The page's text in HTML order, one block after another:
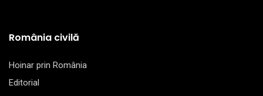
România civilă
Hoinar prin România
Editorial